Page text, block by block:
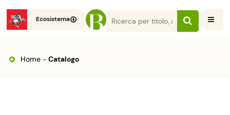
Ecosistema
Home- Catalogo